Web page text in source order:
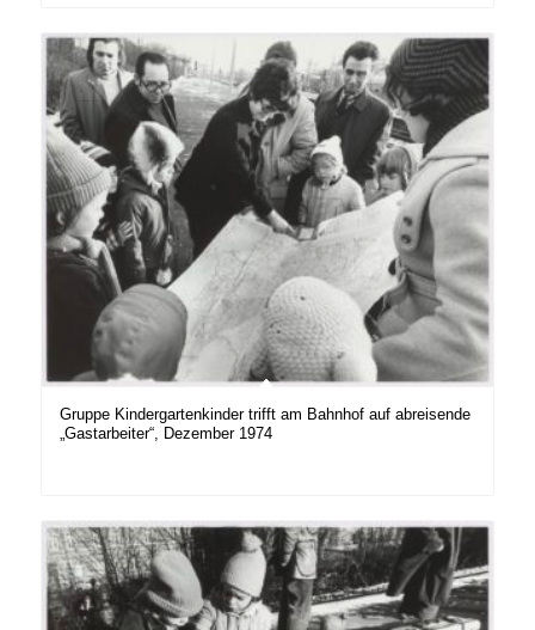
Gruppe Kindergartenkinder trifft am Bahnhof auf abreisende
„Gastarbeiter“, Dezember 1974